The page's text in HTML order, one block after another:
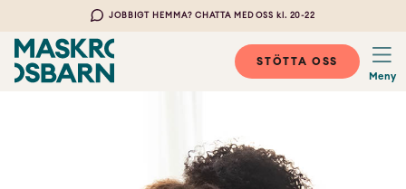
JOBBIGT HEMMA? CHATTA MED OSS kl. 20-22
STÖTTA OSS
Meny